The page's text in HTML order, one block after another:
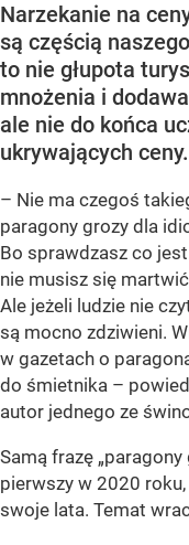
Narzekanie na
są częścią
to nie głupota
mnożenia i
ale nie do końca
ukrywających ceny.
– Nie ma czegoś
paragony grozy dla
Bo sprawdzasz co
nie musisz się
Ale jeżeli ludzie nie
są mocno zdziwieni.
w gazetach o
do śmietnika –
autor jednego ze
Samą frazę
pierwszy w 2020
swoje lata. Temat